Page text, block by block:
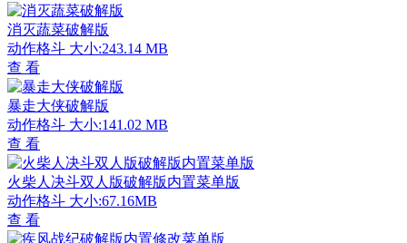
消灭蔬菜破解版
动作格斗 大小:243.14 MB
查 看
暴走大侠破解版
动作格斗 大小:141.02 MB
查 看
火柴人决斗双人版破解版内置菜单版
动作格斗 大小:67.16MB
查 看